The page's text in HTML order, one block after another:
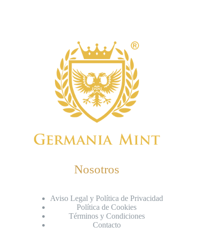
Nosotros
Aviso Legal y Política de Privacidad
Política de Cookies
Términos y Condiciones
Contacto